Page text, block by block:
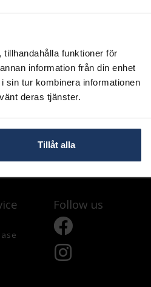
funktioner för
information från din enhet
sin tur kombinera informationen
deras tjänster.
Tillåt alla
1,20
42+3
Hallbergs Guld
Box chain
Follow us